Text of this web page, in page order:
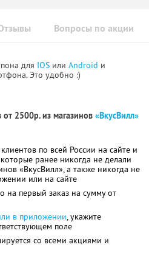
Вопросы по акции
для IOS или Android и
Это удобно :)
2500р. из магазинов «ВкусВилл»
по всей России на сайте и
ранее никогда не делали
«ВкусВилл», а также никогда не
или на сайте
на первый заказ на сумму от
в приложении, укажите
поле
со всеми акциями и